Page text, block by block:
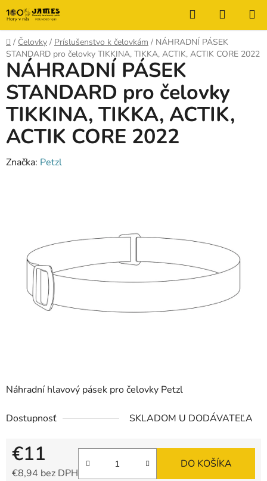
Prejsť
na
obsah
Hľadať
KOŠÍK
Domov
/ Čelovky / Príslušenstvo k čelovkám / NÁHRADNÍ PÁSEK
STANDARD pro čelovky TIKKINA, TIKKA, ACTIK, ACTIK CORE 2022
Náhradní hlavový pásek pro čelovky Petzl
Dostupnosť SKLADOM U DODÁVATEĽA
€11
€8,94 bez DPH
DO KOŠÍKA
NÁHRADNÍ PÁSEK
STANDARD pro čelovky
TIKKINA, TIKKA, ACTIK,
ACTIK CORE 2022
Značka: Petzl